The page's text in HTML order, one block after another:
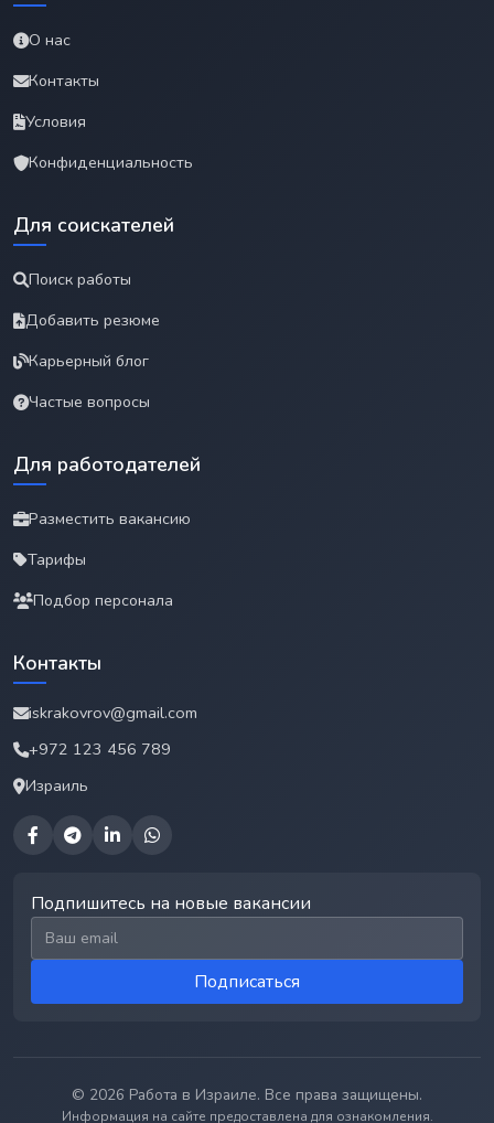
О нас
Контакты
Условия
Конфиденциальность
Для соискателей
Поиск работы
Добавить резюме
Карьерный блог
Частые вопросы
Для работодателей
Разместить вакансию
Тарифы
Подбор персонала
Контакты
iskrakovrov@gmail.com
+972 123 456 789
Израиль
Подпишитесь на новые вакансии
Email для подписки
Подписаться
© 2026 Работа в Израиле. Все права защищены.
Информация на сайте предоставлена для ознакомления.